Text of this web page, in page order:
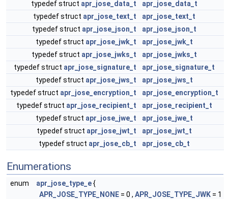
typedef struct apr_jose_data_t
apr_jose_data_t
typedef struct apr_jose_text_t
apr_jose_text_t
typedef struct apr_jose_json_t
apr_jose_json_t
typedef struct apr_jose_jwk_t
apr_jose_jwk_t
typedef struct apr_jose_jwks_t
apr_jose_jwks_t
typedef struct apr_jose_signature_t
apr_jose_signature_t
typedef struct apr_jose_jws_t
apr_jose_jws_t
typedef struct apr_jose_encryption_t
apr_jose_encryption_t
typedef struct apr_jose_recipient_t
apr_jose_recipient_t
typedef struct apr_jose_jwe_t
apr_jose_jwe_t
typedef struct apr_jose_jwt_t
apr_jose_jwt_t
typedef struct apr_jose_cb_t apr_jose_cb_t
Enumerations
enum apr_jose_type_e{
APR_JOSE_TYPE_NONE = 0 , APR_JOSE_TYPE_JWK = 1